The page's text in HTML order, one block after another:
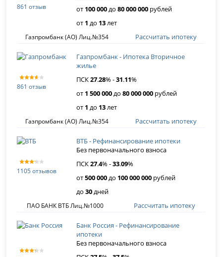
861 отзыв
от 100 000до80 000 000 рублей
от 1 до 13лет
Газпромбанк (АО) Лиц.№354 Рассчитать ипотеку
861 отзыв
Газпромбанк - Ипотека Вторичное
жилье
ПСК27.28% -31.11%
от 1 500 000до80 000 000 рублей
от 1 до 13лет
Газпромбанк (АО) Лиц.№354 Рассчитать ипотеку
1105 отзывов
ВТБ - Рефинансирование ипотеки
Без первоначального взноса
ПСК27.4% -33.09%
от500 000до 100 000 000 рублей
до30дней
ПАО БАНК ВТБ Лиц.№1000 Рассчитать ипотеку
Банк Россия - Рефинансирование
ипотеки
Без первоначального взноса